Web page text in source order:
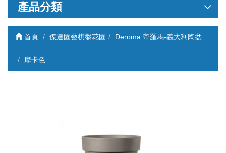
關
產品分類
首頁 傑達園藝棋盤花園 Deroma 帝羅馬-義大利陶盆
摩卡色